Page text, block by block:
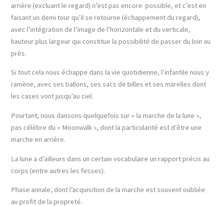
arrière (excluant le regard) n’est pas encore possible, et c’est en
faisant un demi tour qu’il se retourne (échappement du regard),
avec l’intégration de l’image de l’horizontale et du verticale,
hauteur plus largeur qui constitue la possibilité de passer du loin au
près.
Si tout cela nous échappe dans la vie quotidienne, l’infantile nous y
ramène, avec ses ballons, ses sacs de billes et ses marelles dont
les cases vont jusqu’au ciel.
Pourtant, nous dansons quelquefois sur « la marche de la lune »,
pas célèbre du « Moonwalk », dont la particularité est d’être une
marche en arrière.
La lune a d’ailleurs dans un certain vocabulaire un rapport précis au
corps (entre autres les fesses).
Phase annale, dont l’acquisition de la marche est souvent oubliée
au profit de la propreté.